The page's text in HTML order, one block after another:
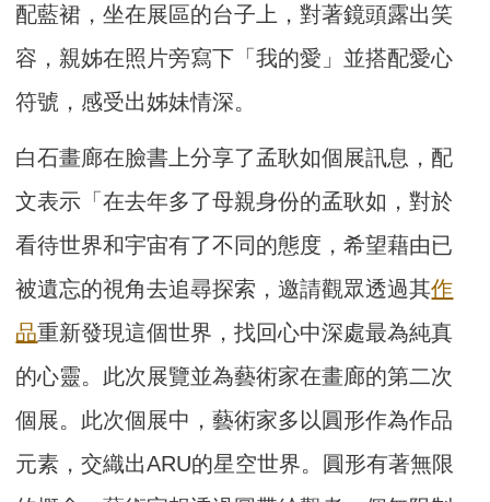
配藍裙，坐在展區的台子上，對著鏡頭露出笑
容，親姊在照片旁寫下「我的愛」並搭配愛心
符號，感受出姊妹情深。
白石畫廊在臉書上分享了孟耿如個展訊息，配
文表示「在去年多了母親身份的孟耿如，對於
看待世界和宇宙有了不同的態度，希望藉由已
被遺忘的視角去追尋探索，邀請觀眾透過其作
品重新發現這個世界，找回心中深處最為純真
的心靈。此次展覽並為藝術家在畫廊的第二次
個展。此次個展中，藝術家多以圓形作為作品
元素，交織出ARU的星空世界。圓形有著無限